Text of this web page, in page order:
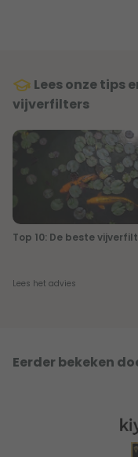
Lees onze tips
vijverfilters
Top 10: De beste
Lees het advies
Eerder bekeken